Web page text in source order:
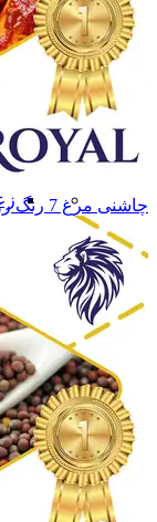
سبزی
چاشنی مرغ 7 رنگ رویال